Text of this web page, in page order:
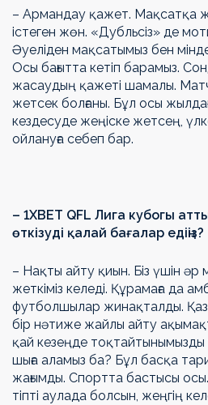
– Армандау қажет. Мақсатқа
істеген жөн. «Дубльсіз» де
Әуеліден мақсатымыз бен
Осы бағытта кетіп барамыз.
жасаудың қажеті шамалы.
жетсек болғаны. Бұл осы
кездесуде жеңіске жетсең,
ойлануға себеп бар.
– 1ХВЕТ QFL Лига кубогы
өткізуді қалай бағалар едіңіз?
– Нақты айту қиын. Біз үшін
жеткіміз келеді. Құрамаға да
футболшылар жинақталды.
бір нәтиже жайлы айту
қай кезеңде тоқтайтынымызды
шыға аламыз ба? Бұл басқа
жағымды. Спортта бастысы
тіпті аулада болсын, жеңгің